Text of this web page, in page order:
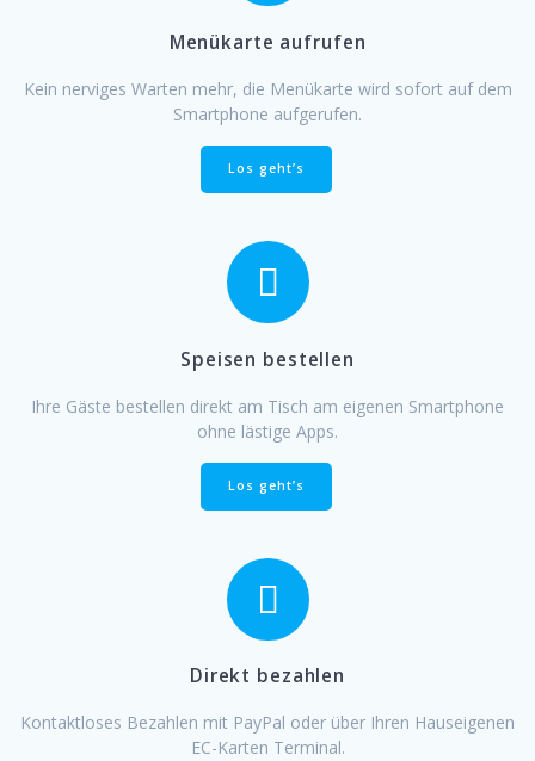
Menükarte aufrufen
Kein nerviges Warten mehr, die Menükarte wird sofort auf dem
Smartphone aufgerufen.
Los geht’s
Speisen bestellen
Ihre Gäste bestellen direkt am Tisch am eigenen Smartphone
ohne lästige Apps.
Los geht’s
Direkt bezahlen
Kontaktloses Bezahlen mit PayPal oder über Ihren Hauseigenen
EC-Karten Terminal.